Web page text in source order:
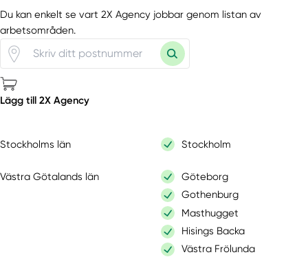
Du kan enkelt se vart 2X Agency jobbar genom listan av
arbetsområden.
Lägg till 2X Agency
Stockholms län Stockholm
Västra Götalands län
Göteborg
Gothenburg
Masthugget
Hisings Backa
Västra Frölunda